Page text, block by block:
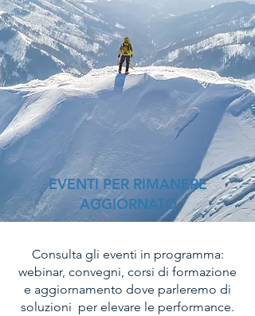
EVENTI PER RIMANERE
AGGIORNATO
Consulta gli eventi in programma:
webinar, convegni, corsi di formazione
e aggiornamento dove parleremo di
soluzioni per elevare le performance.